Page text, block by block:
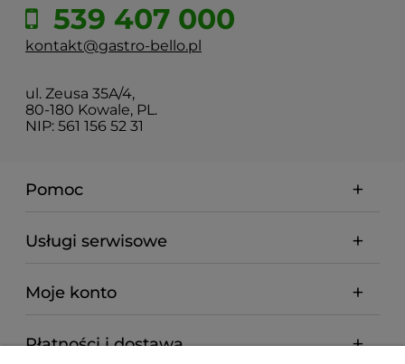
539 407 000
kontakt@gastro-bello.pl
ul. Zeusa 35A/4,
80-180 Kowale, PL.
NIP: 561 156 52 31
Pomoc
Usługi serwisowe
Moje konto
Płatności i dostawa